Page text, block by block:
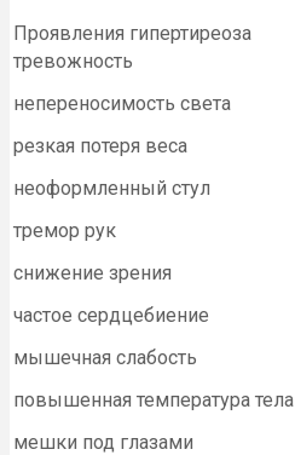
Проявления гипертиреоза
тревожность
непереносимость света
резкая потеря веса
неоформленный стул
тремор рук
снижение зрения
частое сердцебиение
мышечная слабость
повышенная температура тела
мешки под глазами